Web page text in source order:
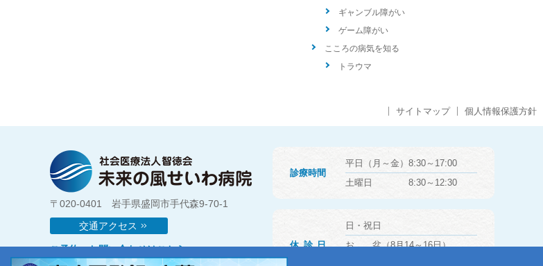
ギャンブル障がい
ゲーム障がい
こころの病気を知る
トラウマ
サイトマップ 個人情報保護方針
〒020-0401 岩手県盛岡市手代森9-70-1
交通アクセス
ご予約・お問い合わせはこちら
診療時間
平日（月～金）8:30～17:00
土曜日 8:30～12:30
休診日
日・祝日
お 盆（8月14～16日）